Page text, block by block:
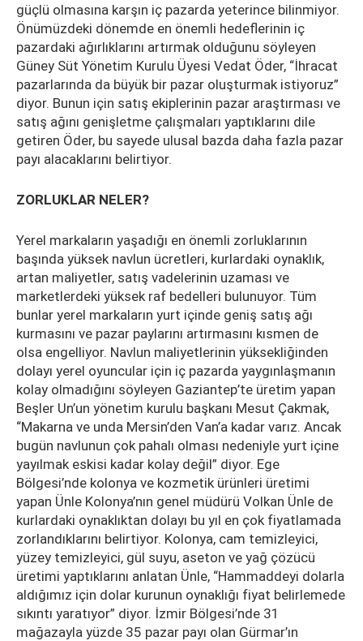
güçlü olmasına karşın iç pazarda yeterince bilinmiyor.
Önümüzdeki dönemde en önemli hedeflerinin iç
pazardaki ağırlıklarını artırmak olduğunu söyleyen
Güney Süt Yönetim Kurulu Üyesi Vedat Öder, “İhracat
pazarlarında da büyük bir pazar oluşturmak istiyoruz”
diyor. Bunun için satış ekiplerinin pazar araştırması ve
satış ağını genişletme çalışmaları yaptıklarını dile
getiren Öder, bu sayede ulusal bazda daha fazla pazar
payı alacaklarını belirtiyor.
ZORLUKLAR NELER?
Yerel markaların yaşadığı en önemli zorluklarının
başında yüksek navlun ücretleri, kurlardaki oynaklık,
artan maliyetler, satış vadelerinin uzaması ve
marketlerdeki yüksek raf bedelleri bulunuyor. Tüm
bunlar yerel markaların yurt içinde geniş satış ağı
kurmasını ve pazar paylarını artırmasını kısmen de
olsa engelliyor. Navlun maliyetlerinin yüksekliğinden
dolayı yerel oyuncular için iç pazarda yaygınlaşmanın
kolay olmadığını söyleyen Gaziantep’te üretim yapan
Beşler Un’un yönetim kurulu başkanı Mesut Çakmak,
“Makarna ve unda Mersin’den Van’a kadar varız. Ancak
bugün navlunun çok pahalı olması nedeniyle yurt içine
yayılmak eskisi kadar kolay değil” diyor. Ege
Bölgesi’nde kolonya ve kozmetik ürünleri üretimi
yapan Ünle Kolonya’nın genel müdürü Volkan Ünle de
kurlardaki oynaklıktan dolayı bu yıl en çok fiyatlamada
zorlandıklarını belirtiyor. Kolonya, cam temizleyici,
yüzey temizleyici, gül suyu, aseton ve yağ çözücü
üretimi yaptıklarını anlatan Ünle, “Hammaddeyi dolarla
aldığımız için dolar kurunun oynaklığı fiyat belirlemede
sıkıntı yaratıyor” diyor. İzmir Bölgesi’nde 31
mağazayla yüzde 35 pazar payı olan Gürmar’ın